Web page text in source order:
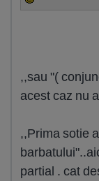
,,sau "(
acest caz nu
,,Prima sotie
partial . cat